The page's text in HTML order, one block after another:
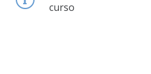
curso